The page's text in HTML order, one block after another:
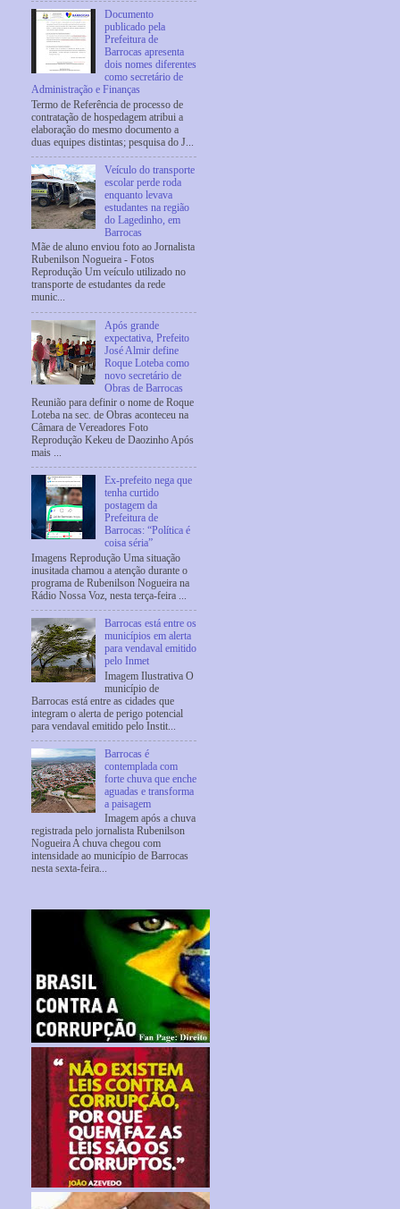
Documento
publicado pela
Prefeitura de
Barrocas apresenta
dois nomes diferentes
como secretário de
Administração e Finanças
Termo de Referência de processo de
contratação de hospedagem atribui a
elaboração do mesmo documento a
duas equipes distintas; pesquisa do J...
Veículo do transporte
escolar perde roda
enquanto levava
estudantes na região
do Lagedinho, em
Barrocas
Mãe de aluno enviou foto ao Jornalista
Rubenilson Nogueira - Fotos
Reprodução Um veículo utilizado no
transporte de estudantes da rede
munic...
Após grande
expectativa, Prefeito
José Almir define
Roque Loteba como
novo secretário de
Obras de Barrocas
Reunião para definir o nome de Roque
Loteba na sec. de Obras aconteceu na
Câmara de Vereadores Foto
Reprodução Kekeu de Daozinho Após
mais ...
Ex-prefeito nega que
tenha curtido
postagem da
Prefeitura de
Barrocas: “Política é
coisa séria”
Imagens Reprodução Uma situação
inusitada chamou a atenção durante o
programa de Rubenilson Nogueira na
Rádio Nossa Voz, nesta terça-feira ...
Barrocas está entre os
municípios em alerta
para vendaval emitido
pelo Inmet
Imagem Ilustrativa O
município de
Barrocas está entre as cidades que
integram o alerta de perigo potencial
para vendaval emitido pelo Instit...
Barrocas é
contemplada com
forte chuva que enche
aguadas e transforma
a paisagem
Imagem após a chuva
registrada pelo jornalista Rubenilson
Nogueira A chuva chegou com
intensidade ao município de Barrocas
nesta sexta-feira...